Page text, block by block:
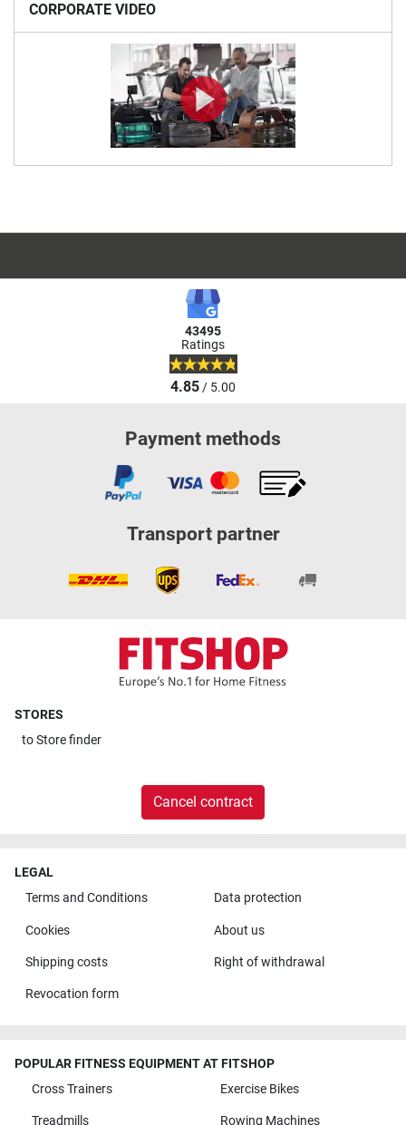
CORPORATE VIDEO
43495
Ratings
4.85/ 5.00
Payment methods
Transport partner
STORES
toStore finder
Cancel contract
LEGAL
Terms and Conditions
Data protection
Cookies About us
Shipping costs Right of withdrawal
Revocation form
POPULAR FITNESS EQUIPMENT AT FITSHOP
Cross Trainers
Exercise Bikes
Treadmills Rowing Machines